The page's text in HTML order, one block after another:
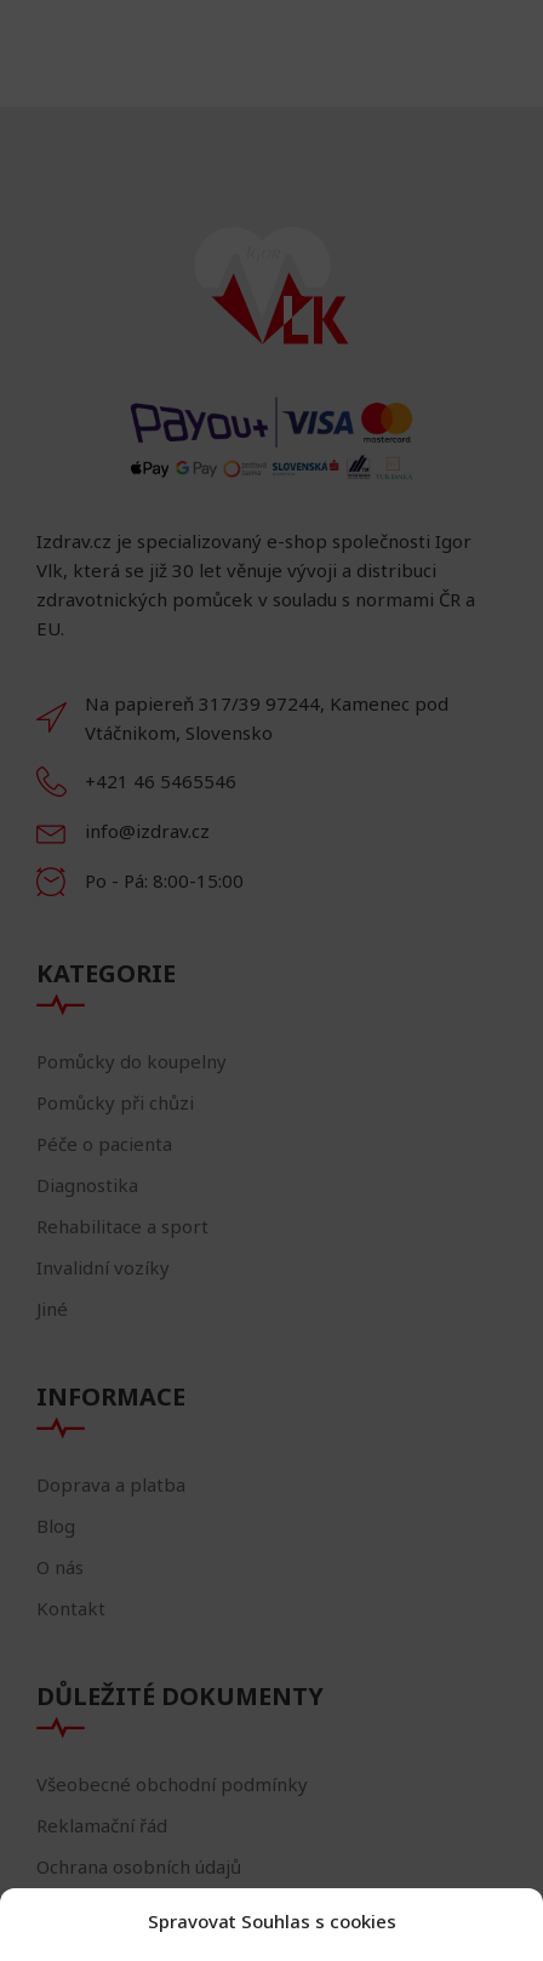
Spravovat Souhlas s cookies
Izdrav.cz je specializovaný e-shop společnosti Igor
Vlk, která se již 30 let věnuje vývoji a distribuci
zdravotnických pomůcek v souladu s normami ČR a
EU.
Na papiereň 317/39 97244, Kamenec pod
Vtáčnikom, Slovensko
+421 46 5465546
info@izdrav.cz
Po - Pá: 8:00-15:00
KATEGORIE
Pomůcky do koupelny
Pomůcky při chůzi
Péče o pacienta
Diagnostika
Rehabilitace a sport
Invalidní vozíky
Jiné
INFORMACE
Doprava a platba
Blog
O nás
Kontakt
DŮLEŽITÉ DOKUMENTY
Všeobecné obchodní podmínky
Reklamační řád
Ochrana osobních údajů